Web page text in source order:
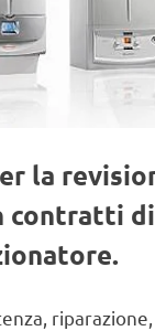
la
contratti